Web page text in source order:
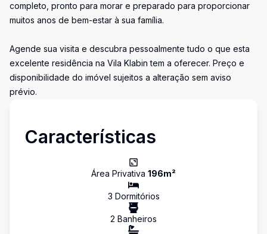
completo, pronto para morar e preparado para proporcionar
muitos anos de bem-estar à sua família.
Agende sua visita e descubra pessoalmente tudo o que esta
excelente residência na Vila Klabin tem a oferecer. Preço e
disponibilidade do imóvel sujeitos a alteração sem aviso
prévio.
Características
Área Privativa 196m²
3 Dormitórios
2 Banheiros